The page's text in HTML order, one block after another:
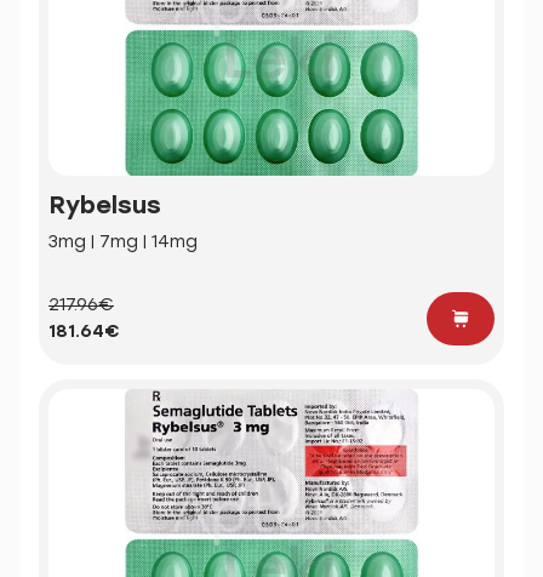
Rybelsus
3mg | 7mg | 14mg
217.96€
181.64€